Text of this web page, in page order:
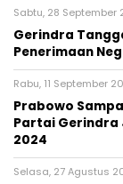
Sabtu, 28 September
Gerindra
Penerimaan
Rabu, 11 September
Prabowo
Partai Gerindra
2024
Selasa, 27 Agustus